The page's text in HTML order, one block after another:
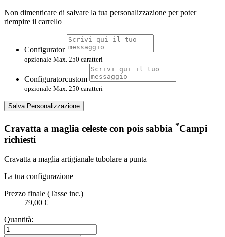
Non dimenticare di salvare la tua personalizzazione per poter
riempire il carrello
Configurator
opzionale Max. 250 caratteri
Configuratorcustom
opzionale Max. 250 caratteri
Salva Personalizzazione
Cravatta a maglia celeste con pois sabbia *Campi
richiesti
Cravatta a maglia artigianale tubolare a punta
La tua configurazione
Prezzo finale (Tasse inc.)
79,00 €
Quantità: